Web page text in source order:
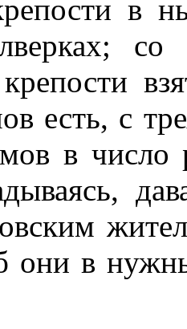
в
есть, с
в число
они в